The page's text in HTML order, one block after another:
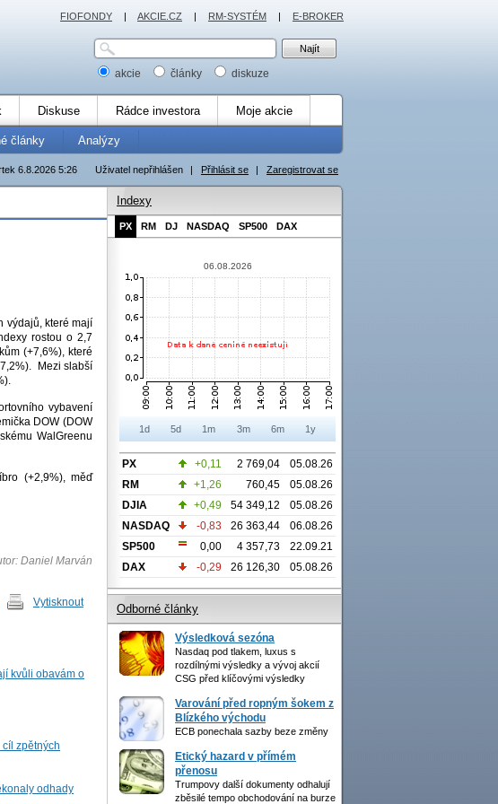
akcie články diskuze
Diskuse Rádce investora Moje akcie
články Analýzy
Uživatel nepřihlášen | Přihlásit se | Zaregistrovat se
6.8.2026 5:26
výdajů, které mají
rostou o 2,7
(+7,6%), které
Mezi slabší
vybavení
DOW (DOW
WalGreenu
(+2,9%), měď
Daniel Marván
Vytisknout
kvůli obavám o
zpětných
odhady
Indexy
PX RM DJ NASDAQ SP500 DAX
06.08.2026
1d 5d 1m 3m 6m 1y
PX +0,11 2 769,04
05.08.26
RM
+1,26 760,45
05.08.26
DJIA
+0,49 54 349,12
05.08.26
NASDAQ
-0,83 26 363,44
06.08.26
SP500
0,00 4 357,73
22.09.21
DAX
-0,29 26 126,30 05.08.26
Odborné články
Výsledková sezóna
Nasdaq pod tlakem, luxus s
rozdílnými výsledky a vývoj akcií
CSG před klíčovými výsledky
Varování před ropným šokem z
Blízkého východu
ECB ponechala sazby beze změny
Etický hazard v přímém
přenosu
Trumpovy další dokumenty odhalují
zběsilé tempo obchodování na burze
FIOFONDY | AKCIE.CZ | RM-SYSTÉM | E-BROKER